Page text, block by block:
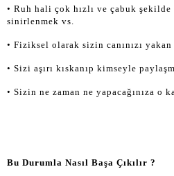
• Ruh hali çok hızlı ve çabuk
sinirlenmek vs.
• Fiziksel olarak sizin canınızı yakan
• Sizi aşırı kıskanıp kimseyle
• Sizin ne zaman ne yapacağınıza o
Bu Durumla Nasıl Başa Çıkılır ?